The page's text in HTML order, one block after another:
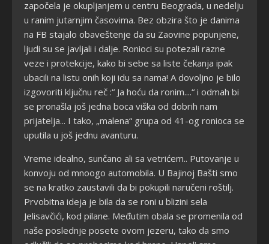
započela je okupljanjem u centru Beograda, u nedelju
u ranim jutarnjim časovima. Bez obzira što je danima
na FB stajalo obaveštenje da su Zaovine popunjene,
ljudi su se javljali i dalje. Ronioci su potezali razne
veze i protekcije, kako bi sebe sa liste čekanja ipak
ubacili na listu onih koji idu sa nama! A dovoljno je bilo
izgovoriti ključnu reč :“ Ja hoću da ronim....“ i odmah bi
se pronašla još jedna boca viška od dobrih nam
prijatelja... I tako, „malena“ grupa od 41-og ronioca se
uputila u još jednu avanturu.
Vreme idealno, sunčano ali sa vetrićem.. Putovanje u
konvoju od mnoogo automobila. U Bajinoj Bašti smo
se na kratko zaustavili da bi pokupili naručeni roštilj.
Prvobitna ideja je bila da se roni u blizini sela
Jelisavčići, kod pilane. Međutim obala se promenila od
naše poslednje posete ovom jezeru, tako da smo